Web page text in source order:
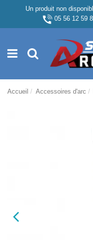
Un produit non
05 56 12 59
Accueil Accessoires d'arc